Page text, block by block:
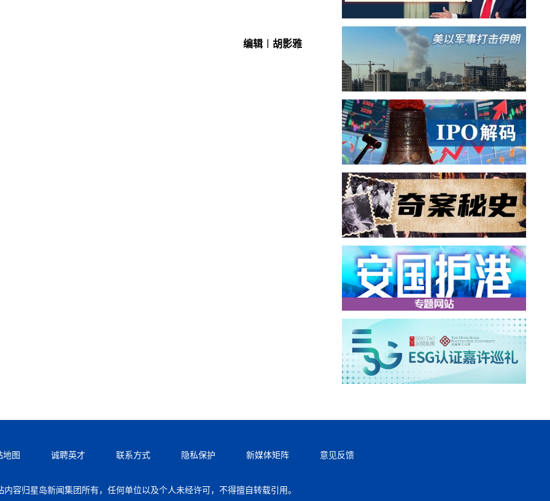
编辑︱胡影雅
地图 诚聘英才 联系方式 隐私保护 新媒体矩阵 意见反馈
内容归星岛新闻集团所有，任何单位以及个人未经许可，不得擅自转载引用。